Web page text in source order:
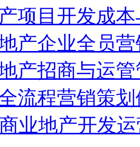
项目开发成
地产企业全员
产招商与运
流程营销策
业地产开发